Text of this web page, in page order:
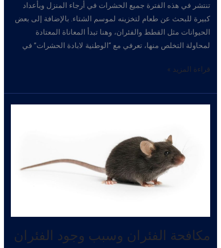
تنتشر في هذه الفترة جميع الحشرات في أرجاء المنزل وبأعداد
كبيرة للبحث عن طعام لتخزينه لموسم الشتاء. بالإضافة إلى بعض
الحيوانات مثل القطط والفئران، وهنا تبدأ المعاناة المعتادة
لمحاولة التخلص منها، تعرفي مع “الوطنية لابادة الحشرات” في
ابادة
في
قراءة المزيد »
مكافحة الفئران وسبب وجود الفئران